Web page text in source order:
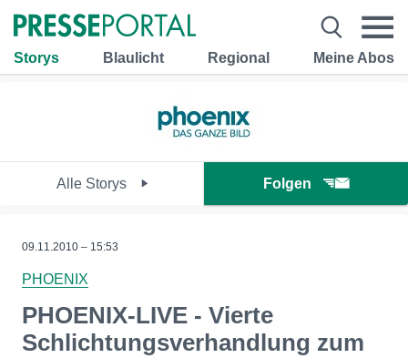
Storys Blaulicht Regional Meine Abos
Alle Storys Folgen
09.11.2010 – 15:53
PHOENIX
PHOENIX-LIVE - Vierte
Schlichtungsverhandlung zum